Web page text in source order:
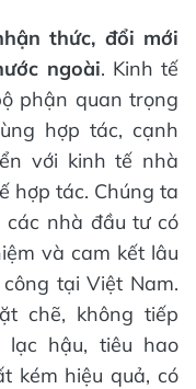
thức, đổi mới
ngoài. Kinh tế
phận quan trọng
hợp tác, cạnh
với kinh tế nhà
hợp tác. Chúng ta
các nhà đầu tư có
và cam kết lâu
tại Việt Nam.
chẽ, không tiếp
hậu, tiêu hao
kém hiệu quả, có